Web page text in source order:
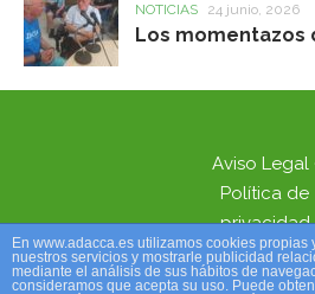
NOTICIAS
24 junio, 2026
Los momentazos
Aviso Legal
Política de
privacidad
En www.adacca.es utilizamos cookies propias
nuestros servicios y mostrarle publicidad
mediante el análisis de sus hábitos de
consideramos que acepta su uso. Puede